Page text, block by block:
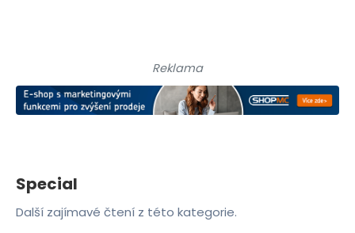
Reklama
Special
Další zajímavé čtení z této kategorie.